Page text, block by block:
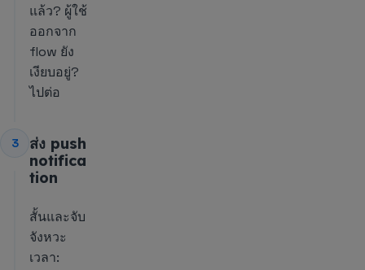
แล้ว? ผู้ใช้
ออกจาก
flow ยัง
เงียบอยู่?
ไปต่อ
3
ส่ง push
notifica
tion
สั้นและจับ
จังหวะ
เวลา: